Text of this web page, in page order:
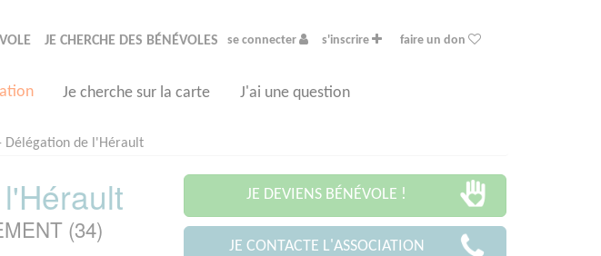
JE CHERCHE DES BÉNÉVOLES se connecter s'inscrire faire un don
Je cherche sur la carte J'ai une question
Délégation de l'Hérault
(34)
JE DEVIENS BÉNÉVOLE !
JE CONTACTE L'ASSOCIATION